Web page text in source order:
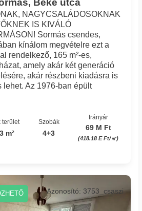
Béke utca
NAGYCSALÁDOSOKNAK
IS KIVÁLÓ
Sormás csendes,
kínálom megvételre ezt a
rendelkező, 165 m²-es,
amely akár két generáció
akár részbeni kiadásra is
lehet. Az 1976-ban épült
terület
m²
Szobák
4+3
Irányár
69 M Ft
(418.18 E Ft/㎡)
Azonosító: 3753_csaszi